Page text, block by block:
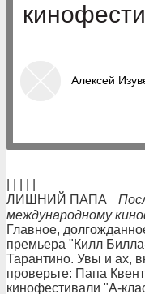
Алексей
ЛИШНИЙ ПАПА
международному
Главное,
премьера "Килл
Тарантино. Увы и ах,
проверьте: Папа
кинофестивали "А-